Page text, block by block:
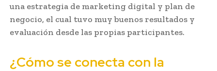
una estrategia de marketing digital y plan de
negocio, el cual tuvo muy buenos resultados y
evaluación desde las propias participantes.
¿Cómo se conecta con la